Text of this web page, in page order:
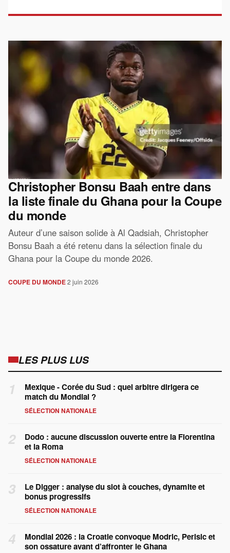
Christopher Bonsu Baah entre dans
la liste finale du Ghana pour la Coupe
du monde
Auteur d’une saison solide à Al Qadsiah, Christopher
Bonsu Baah a été retenu dans la sélection finale du
Ghana pour la Coupe du monde 2026.
COUPE DU MONDE2 juin 2026
LES PLUS LUS
1
Mexique - Corée du Sud : quel arbitre dirigera ce
match du Mondial ?
SÉLECTION NATIONALE
2
Dodo : aucune discussion ouverte entre la Fiorentina
et la Roma
SÉLECTION NATIONALE
3
Le Digger : analyse du slot à couches, dynamite et
bonus progressifs
SÉLECTION NATIONALE
4
Mondial 2026 : la Croatie convoque Modric, Perisic et
son ossature avant d’affronter le Ghana